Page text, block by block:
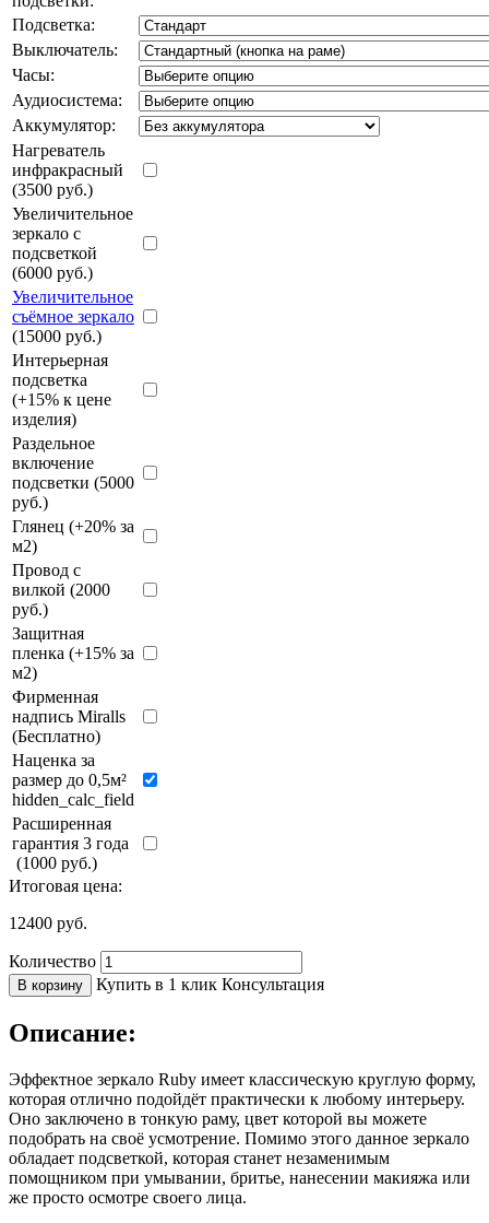
Подсветка:
Выключатель:
Часы:
Аудиосистема:
Аккумулятор:
Нагреватель
инфракрасный
(3500 руб.)
Увеличительное
зеркало с
подсветкой
(6000 руб.)
Увеличительное
съёмное зеркало
(15000 руб.)
Интерьерная
подсветка
(+15% к цене
изделия)
Раздельное
включение
подсветки (5000
руб.)
Глянец (+20% за
м2)
Провод с
вилкой (2000
руб.)
Защитная
пленка (+15% за
м2)
Фирменная
надпись Miralls
(Бесплатно)
Наценка за
размер до 0,5м²
hidden_calc_field
Расширенная
гарантия 3 года
(1000 руб.)
Итоговая цена:
12400 руб.
Количество
В корзину Купить в 1 клик Консультация
Описание:
Эффектное зеркало Ruby имеет классическую круглую форму,
которая отлично подойдёт практически к любому интерьеру.
Оно заключено в тонкую раму, цвет которой вы можете
подобрать на своё усмотрение. Помимо этого данное зеркало
обладает подсветкой, которая станет незаменимым
помощником при умывании, бритье, нанесении макияжа или
же просто осмотре своего лица.